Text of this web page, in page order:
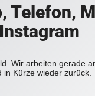
Telefon,
Instagram
Wir arbeiten gerade
in Kürze wieder zurück.